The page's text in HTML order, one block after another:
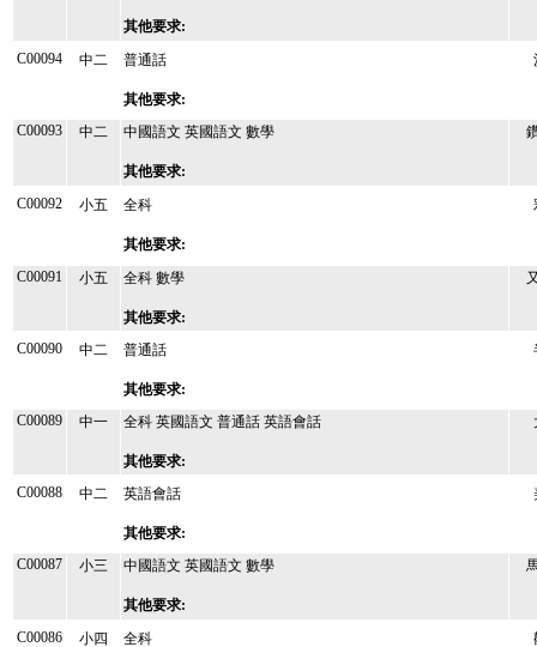
其他要求:
C00094 中二 普通話
其他要求:
C00093 中二 中國語文 英國語文 數學
其他要求:
C00092 小五 全科
其他要求:
C00091 小五 全科 數學
其他要求:
C00090 中二 普通話
其他要求:
C00089 中一 全科 英國語文 普通話 英語會話
其他要求:
C00088 中二 英語會話
其他要求:
C00087 小三 中國語文 英國語文 數學
其他要求:
C00086 小四 全科